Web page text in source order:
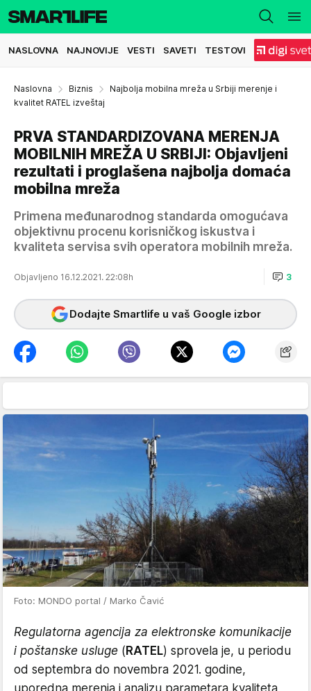
NASLOVNA NAJNOVIJE VESTI SAVETI TESTOVI
Naslovna Biznis
Najbolja mobilna mreža u Srbiji merenje i
kvalitet RATEL izveštaj
PRVA STANDARDIZOVANA MERENJA
MOBILNIH MREŽA U SRBIJI: Objavljeni
rezultati i proglašena najbolja domaća
mobilna mreža
Primena međunarodnog standarda omogućava
objektivnu procenu korisničkog iskustva i
kvaliteta servisa svih operatora mobilnih mreža.
Objavljeno 16.12.2021. 22:08h 3
Dodajte Smartlife u vaš Google izbor
Foto: MONDO portal / Marko Čavić
Regulatorna agencija za elektronske komunikacije
i poštanske usluge (RATEL) sprovela je, u periodu
od septembra do novembra 2021. godine,
uporedna merenja i analizu parametara kvaliteta